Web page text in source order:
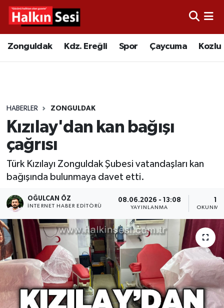
Zonguldak Kdz. Ereğli Spor Çaycuma Kozlu
HABERLER ZONGULDAK
Kızılay'dan kan bağışı
çağrısı
Türk Kızılayı Zonguldak Şubesi vatandaşları kan
bağışında bulunmaya davet etti.
OĞULCAN ÖZ
İNTERNET HABER EDITÖRÜ
08.06.2026 - 13:08
YAYINLANMA
1
OKUNMA
Video
Çaycuma
Alaplı
Asayiş
Devrek
Bolu
ÇEVRE
Merkez Hava Durumu
Tüm Manşetler
Son Dakika Haberleri